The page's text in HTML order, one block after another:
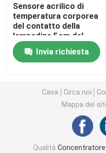
Macchine portatili del
Apparecchiatura
Termometro di Digital
Monitor di pressione
Sensore acrilico di
temperatura corporea
del contatto della
lampadina 5cm del
termometro di Digital
della famiglia non
Invia richiesta
Casa Circa noi
Mappa del
Qualità